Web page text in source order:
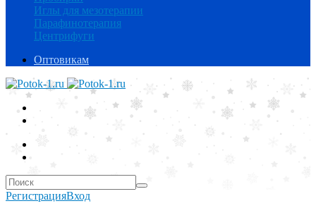
Иглы для мезотерапии
Парафинотерапия
Центрифуги
Оптовикам
РегистрацияВход